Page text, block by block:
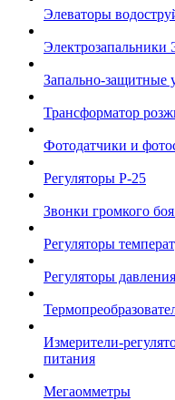
Элеваторы
Электрозапальники
Запально-защитные
Трансформатор
Фотодатчики и
Регуляторы Р-25
Звонки громкого
Регуляторы
Регуляторы давления
Измерители-
питания
Мегаомметры